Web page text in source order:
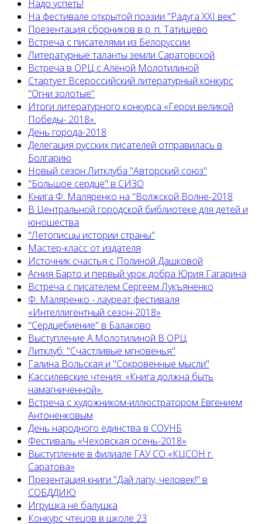
Надо успеть!
На фестивале открытой поэзии "Радуга XXI век"
Презентация сборников в р. п. Татищево
Встреча с писателями из Белоруссии
Литературные таланты земли Саратовской
Встреча в ОРЦ с Алёной Молотилиной
Cтартует Всероссийский литературный конкурс
"Огни золотые"
Итоги литературного конкурса «Герои великой
Победы- 2018».
День города-2018
Делегация русских писателей отправилась в
Болгарию
Новый сезон Литклуба "Авторский союз"
"Большое сердце" в СИЗО
Книга Ф. Маляренко на "Волжской Волне-2018
В Центральной городской библиотеке для детей и
юношества
"Летописцы истории страны"
Мастер-класс от издателя
Источник счастья с Полиной Дашковой
Агния Барто и первый урок добра Юрия Гагарина
Встреча с писателем Сергеем Лукъяненко
Ф. Маляренко - лауреат фестиваля
«Интеллигентный сезон-2018»
"Сердцебиение" в Балаково
Выступление А.Молотилиной В ОРЦ
Литклуб: "Счастливые мгновенья"
Галина Вольская и "Сокровенные мысли"
Кассилевские чтения: «Книга должна быть
намагниченной».
Встреча с художником-иллюстратором Евгением
Антоненковым
День народного единства в СОУНБ
Фестиваль «Чеховская осень-2018»
Выступление в филиале ГАУ СО «КЦСОН г.
Саратова»
Презентация книги "Дай лапу, человек!" в
СОБДДИЮ
Игрушка не балушка
Конкурс чтецов в школе 23